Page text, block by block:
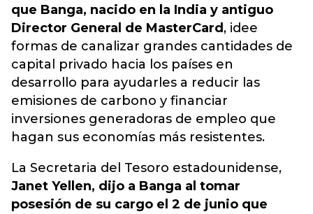
que Banga, nacido en la India y antiguo
Director General de MasterCard , idee
formas de canalizar grandes cantidades de
capital privado hacia los países en
desarrollo para ayudarles a reducir las
emisiones de carbono y financiar
inversiones generadoras de empleo que
hagan sus economías más resistentes.
La Secretaria del Tesoro estadounidense,
Janet Yellen, dijo a Banga al tomar
posesión de su cargo el 2 de junio que